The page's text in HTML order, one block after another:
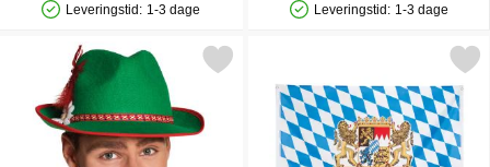
Produkttilgængelighed: På lager
Leveringstid: 1-3 dage
Produkttilgængelighed: På lager
Leveringstid: 1-3 dage
Markér tyrolerhat Klassisk som favoritMarkér oktoberfest Stof